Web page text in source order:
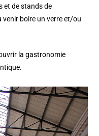
et de stands de
venir boire un verre et/ou
la gastronomie